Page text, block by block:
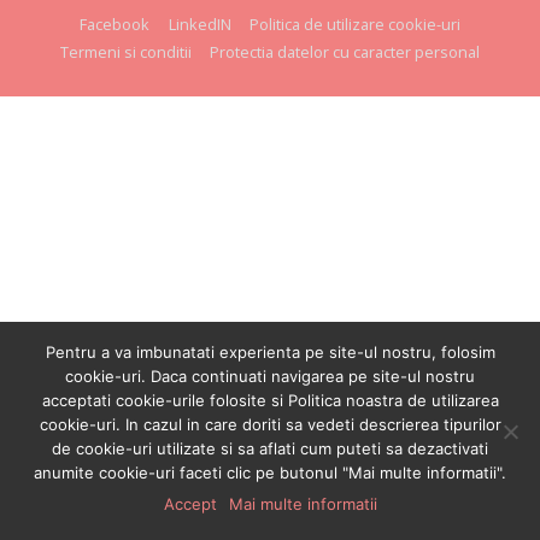
Facebook LinkedIN
Politica de utilizare cookie-uri
Termeni si conditii
Protectia datelor cu caracter personal
Pentru a va imbunatati experienta pe site-ul nostru, folosim
cookie-uri. Daca continuati navigarea pe site-ul nostru
acceptati cookie-urile folosite si Politica noastra de utilizarea
cookie-uri. In cazul in care doriti sa vedeti descrierea tipurilor
de cookie-uri utilizate si sa aflati cum puteti sa dezactivati
anumite cookie-uri faceti clic pe butonul "Mai multe informatii".
Accept
Mai multe informatii